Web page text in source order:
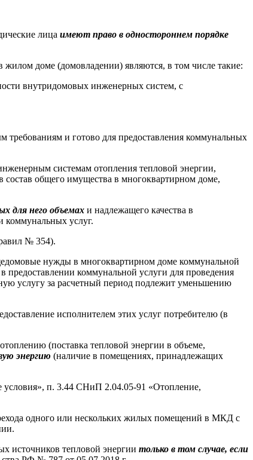
лица имеют право в одностороннем порядке
доме (домовладении) являются, в том числе такие:
внутридомовых инженерных систем, с
требованиям и готово для предоставления коммунальных
системам отопления тепловой энергии,
общего имущества в многоквартирном доме,
для него объемах и надлежащего качества в
коммунальных услуг.
№ 354).
нужды в многоквартирном доме коммунальной
коммунальной услуги для проведения
услугу за расчетный период подлежит уменьшению
исполнителем этих услуг потребителю (в
(поставка тепловой энергии в объеме,
энергию (наличие в помещениях, принадлежащих
п. 3.44 СНиП 2.04.05-91 «Отопление,
одного или нескольких жилых помещений в МКД с
источников тепловой энергии только в том случае, если